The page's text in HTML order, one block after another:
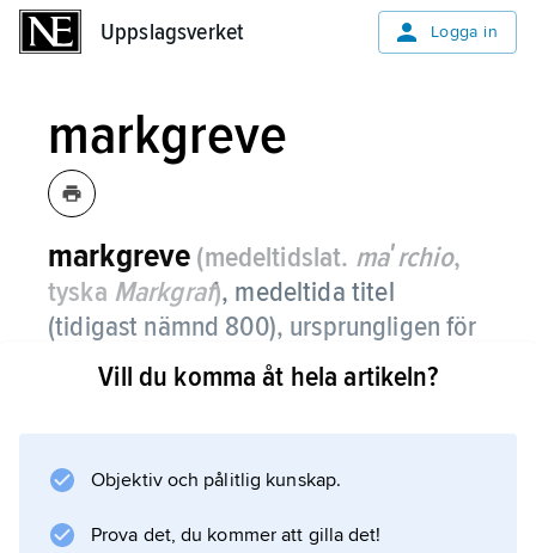
Uppslagsverket Logga in
markgreve
markgreve (medeltidslat. maʹrchio,
tyska Markgraf), medeltida titel
(tidigast nämnd 800), ursprungligen för
underordnade grevar i en mark
(gränsland), från och med Ludvig I (den
I Italien användes titeln redan på 900-talet av
Vill du komma åt hela artikeln?
Objektiv och pålitlig kunskap.
Prova det, du kommer att gilla det!